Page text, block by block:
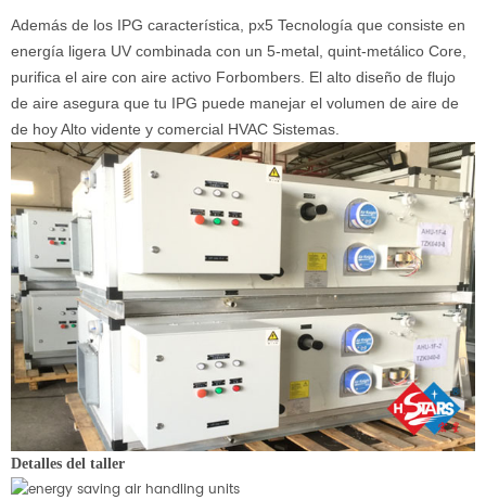
Además de los IPG característica, px5 Tecnología que consiste en
energía ligera UV combinada con un 5-metal, quint-metálico Core,
purifica el aire con aire activo Forbombers. El alto diseño de flujo
de aire asegura que tu IPG puede manejar el volumen de aire de
de hoy Alto vidente y comercial HVAC Sistemas.
Detalles del taller